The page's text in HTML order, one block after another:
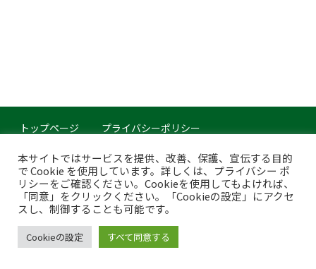
トップページ
プライバシーポリシー
このサイトについて
Copyright © Japan Organics Recycling Association. All rights reserved.
本サイトではサービスを提供、改善、保護、宣伝する目的
で Cookie を使用しています。詳しくは、プライバシー ポ
リシーをご確認ください。Cookieを使用してもよければ、
「同意」をクリックください。「Cookieの設定」にアクセ
スし、制御することも可能です。
Cookieの設定 すべて同意する